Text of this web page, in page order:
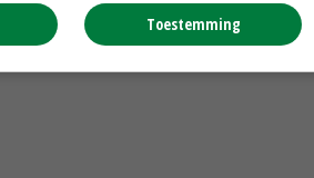
Toestemming